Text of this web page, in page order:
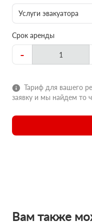
Услуги эвакуатора
Срок аренды
-
Тариф для вашего
заявку и мы найдем то
Вам также